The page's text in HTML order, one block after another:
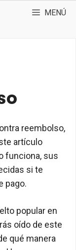
MENÚ
reembolso,
artículo
funciona, sus
si te
pago.
popular en
oído de este
qué manera